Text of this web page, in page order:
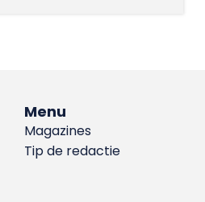
Menu
Magazines
Tip de redactie